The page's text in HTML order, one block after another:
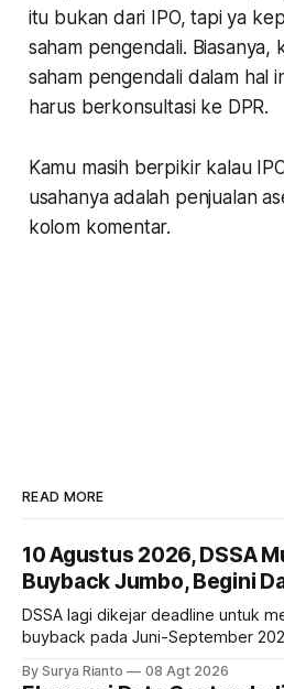
itu bukan dari IPO, tapi ya
saham pengendali.
saham pengendali dalam hal
harus berkonsultasi ke DPR.
Kamu masih berpikir kalau
usahanya adalah penjualan
kolom komentar.
READ MORE
10 Agustus 2026, DSSA
Buyback Jumbo, Begini
DSSA lagi dikejar deadline untuk
buyback pada Juni-September
By Surya Rianto 08 Agt 2026